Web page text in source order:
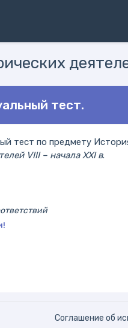
тест.
тест по предмету
VIII – начала XXI в.
Соглашение об